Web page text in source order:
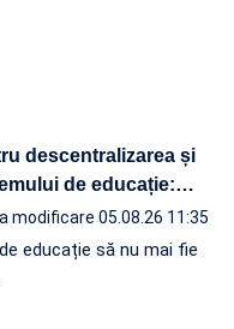
descentralizarea și
de educație:…
modificare 05.08.26 11:35
educație să nu mai fie